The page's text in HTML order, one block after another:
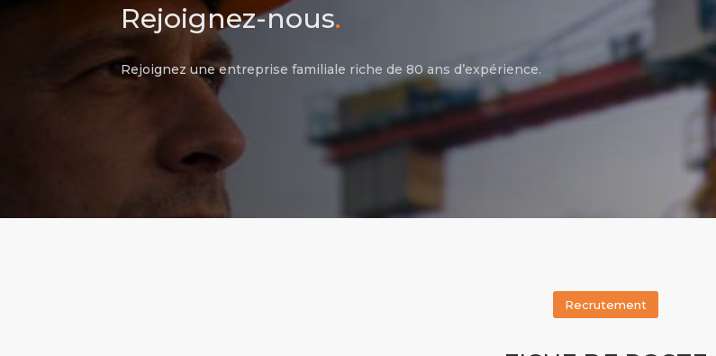
Rejoignez-nous.
Rejoignez une entreprise familiale riche de 80 ans d’expérience.
Recrutement